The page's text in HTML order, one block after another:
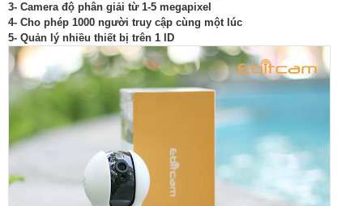
3- Camera độ phân giải từ 1-5 megapixel
4- Cho phép 1000 người truy cập cùng một lúc
5- Quản lý nhiều thiết bị trên 1 ID